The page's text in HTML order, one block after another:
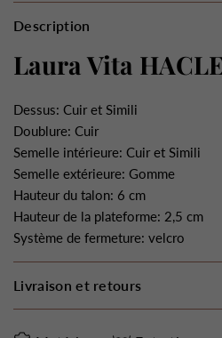
Description
Laura Vita
Dessus: Cuir et Simili
Doublure: Cuir
Semelle intérieure: Cuir et Simili
Semelle extérieure: Gomme
Hauteur du talon: 6 cm
Hauteur de la plateforme: 2,5 cm
Système de fermeture: velcro
Livraison et retours